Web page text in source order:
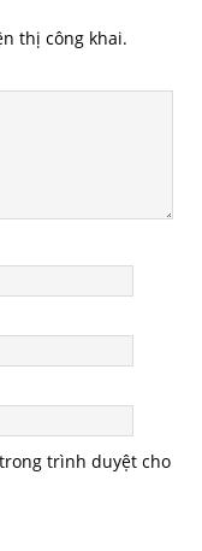
thị công khai.
trình duyệt cho